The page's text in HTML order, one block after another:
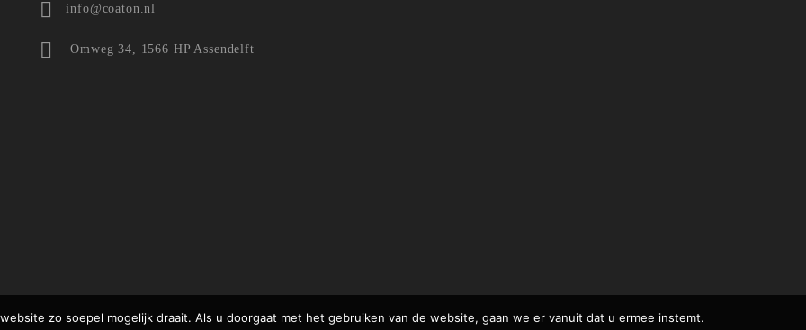
info@coaton.nl
Omweg 34, 1566 HP Assendelft
zo soepel mogelijk draait. Als u doorgaat met het gebruiken van de website, gaan we er vanuit dat u ermee instemt.